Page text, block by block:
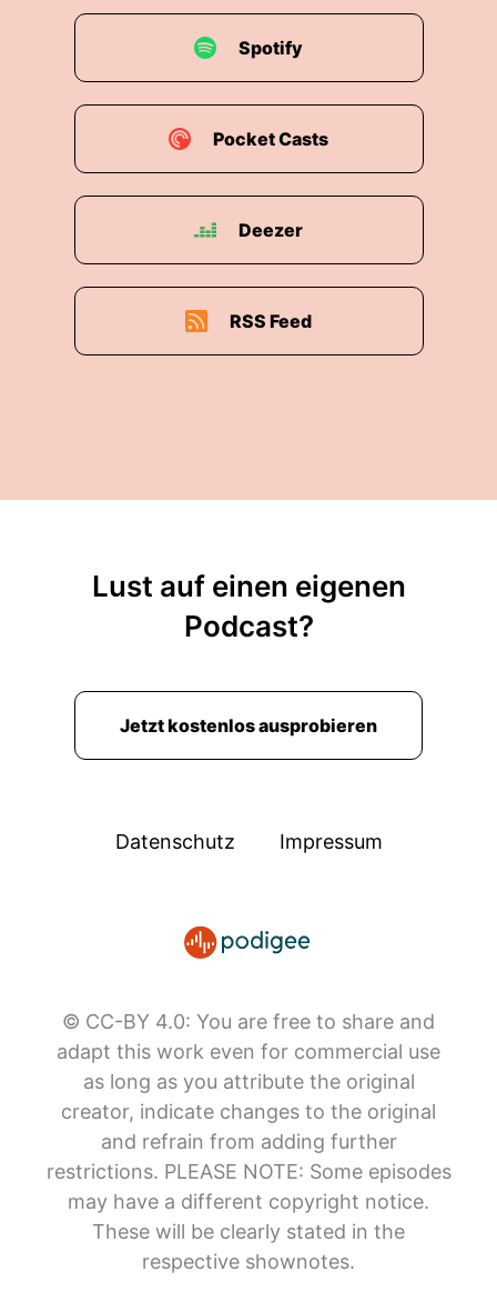
Spotify
Pocket Casts
Deezer
RSS Feed
Lust auf einen eigenen
Podcast?
Jetzt kostenlos ausprobieren
Datenschutz Impressum
© CC-BY 4.0: You are free to share and
adapt this work even for commercial use
as long as you attribute the original
creator, indicate changes to the original
and refrain from adding further
restrictions. PLEASE NOTE: Some episodes
may have a different copyright notice.
These will be clearly stated in the
respective shownotes.